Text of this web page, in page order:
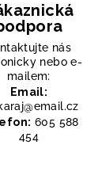
nás
nebo e-
mailem:
Email:
605 588
454